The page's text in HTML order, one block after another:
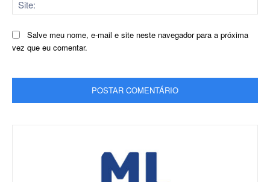
Salve meu nome, e-mail e site neste navegador para a próxima
vez que eu comentar.